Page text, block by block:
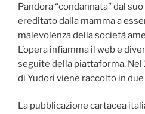
Pandora “condannata” dal
ereditato dalla mamma a
malevolenza della società
L’opera infiamma il web e
seguite della piattaforma. Nel
di Yudori viene raccolto in
La pubblicazione cartacea